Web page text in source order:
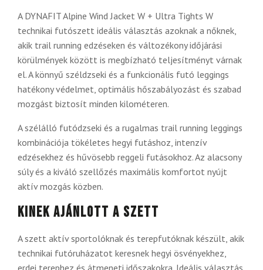
A DYNAFIT Alpine Wind Jacket W + Ultra Tights W
technikai futószett ideális választás azoknak a nőknek,
akik trail running edzéseken és változékony időjárási
körülmények között is megbízható teljesítményt várnak
el. A könnyű széldzseki és a funkcionális futó leggings
hatékony védelmet, optimális hőszabályozást és szabad
mozgást biztosít minden kilométeren.
A szélálló futódzseki és a rugalmas trail running leggings
kombinációja tökéletes hegyi futáshoz, intenzív
edzésekhez és hűvösebb reggeli futásokhoz. Az alacsony
súly és a kiváló szellőzés maximális komfortot nyújt
aktív mozgás közben.
Kinek ajánlott a szett
A szett aktív sportolóknak és terepfutóknak készült, akik
technikai futóruházatot keresnek hegyi ösvényekhez,